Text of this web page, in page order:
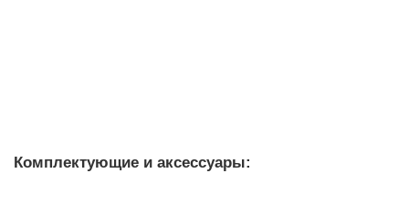
Комплектующие и аксессуары: